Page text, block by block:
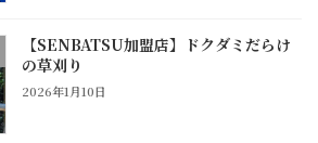
【SENBATSU加盟店】ドクダミだらけ
の草刈り
2026年1月10日